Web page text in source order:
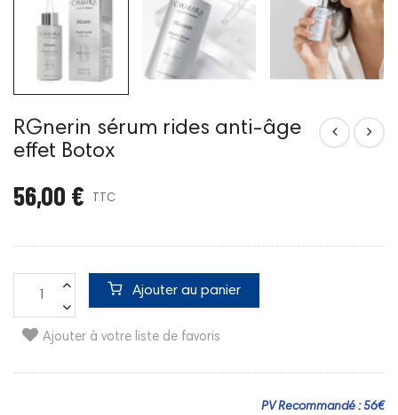
RGnerin sérum rides anti-âge
effet Botox
56,00 € TTC
Ajouter au panier
Ajouter à votre liste de favoris
PV Recommandé : 56€